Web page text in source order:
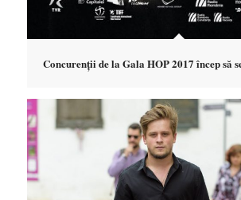
Concurenții de la Gala HOP 2017 încep să